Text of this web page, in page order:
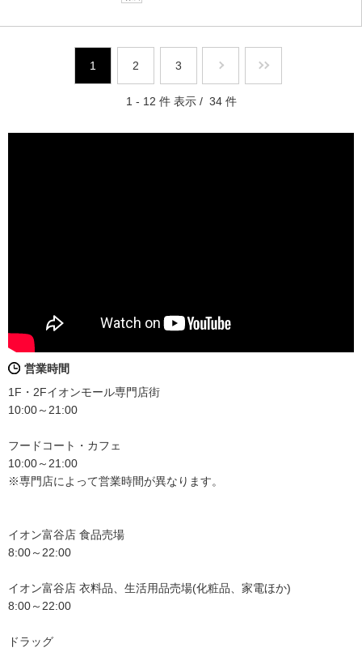
1 2 3
1 - 12 件 表示 / 34 件
営業時間
1F・2Fイオンモール専門店街
10:00～21:00
フードコート・カフェ
10:00～21:00
※専門店によって営業時間が異なります。
イオン富谷店 食品売場
8:00～22:00
イオン富谷店 衣料品、生活用品売場(化粧品、家電ほか)
8:00～22:00
ドラッグ